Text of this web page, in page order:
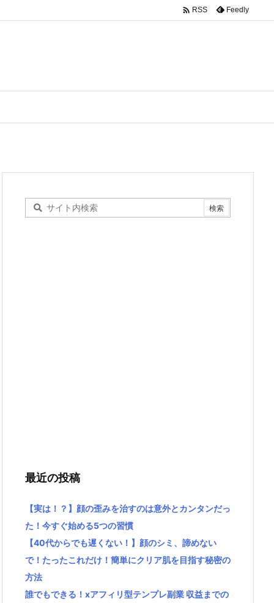
 RSS Feedly
最近の投稿
【実は！？】顔の歪みを治すのは意外とカンタンだっ
た！今すぐ始める5つの習慣
【40代からでも遅くない！】顔のシミ、諦めない
で！たったこれだけ！簡単にクリア肌を目指す秘密の
方法
誰でもできる！xアフィリ型テンプレ副業 収益までの